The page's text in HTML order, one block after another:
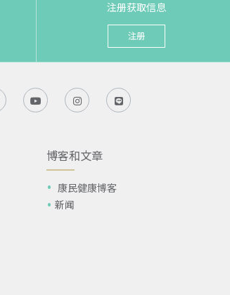
注册获取信息
注册
博客和文章
康民健康博客
新闻